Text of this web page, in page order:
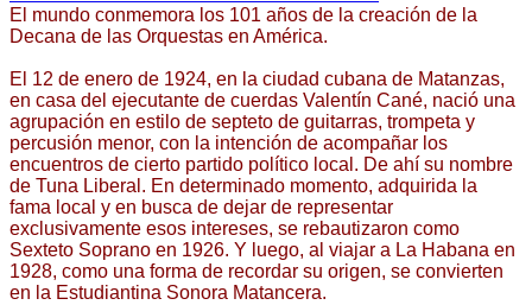
El mundo conmemora los 101 años de la creación de la
Decana de las Orquestas en América.
El 12 de enero de 1924, en la ciudad cubana de Matanzas,
en casa del ejecutante de cuerdas Valentín Cané, nació una
agrupación en estilo de septeto de guitarras, trompeta y
percusión menor, con la intención de acompañar los
encuentros de cierto partido político local. De ahí su nombre
de Tuna Liberal. En determinado momento, adquirida la
fama local y en busca de dejar de representar
exclusivamente esos intereses, se rebautizaron como
Sexteto Soprano en 1926. Y luego, al viajar a La Habana en
1928, como una forma de recordar su origen, se convierten
en la Estudiantina Sonora Matancera.